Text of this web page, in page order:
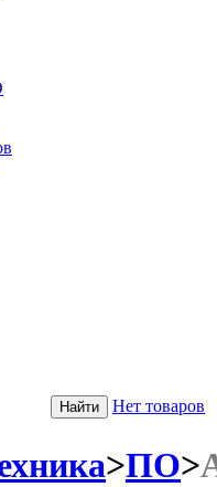
Нет товаров
>ПО>